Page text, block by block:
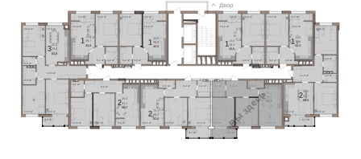
3,2 м²
4,2 м²
14,0 м²
4,9 м²
16,0 м²
4,2 м²
14,0 м²
4,9 м²
13,6 м²
18,2 м²
11,0 м² 2,2 м²
4,3 м²
12,4 м²
18,1 м²
12,5 м²
12,6 м²
4,1 м² 8,4 м² 2,5 м²
18,1 м² 12,5 м² 12,8 м²
4,1 м²
8,4 м²
2,5 м²
16,2 м²
4,2 м²
14,0 м²
4,9 м²
3,3 м²
4,2 м²
14,0 м²
5,1 м²
13,7 м²
13,7 м²
12,6 м²
4,1 м²
9,0 м²
13,9 м²
15,6 м²
4,4 м²
13,4 м²
2,2 м²
16,6 м²
13,3 м²
4,7 м²
4,4 м²
4,2 м²
4,2 м²
16,2 м²
3,2 м²
3,2 м²
16,4 м²
3,6 м²
1
14,0
39,3
42,5
1
14,0
39,1
42,3
2
26,0
61,7
66,4
2
26,3
53,1
56,7
1
14,0
39,7
43,0
2
58,2
62,4
1
14,0
39,3
42,5
2
25,1
58,2
62,4
3
42,3
79,4
83,8
Вы здесь
Двор